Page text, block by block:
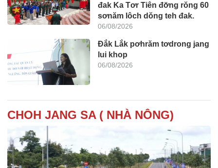
đak Ka Tơr Tiên đơ̆ng rŏng 60
sơnăm lôch dŏng teh đak.
06/08/2026
Đắk Lắk pơhrăm tơdrong jang
lui khop
06/08/2026
CHOH JANG SA ( NHÀ NÔNG)